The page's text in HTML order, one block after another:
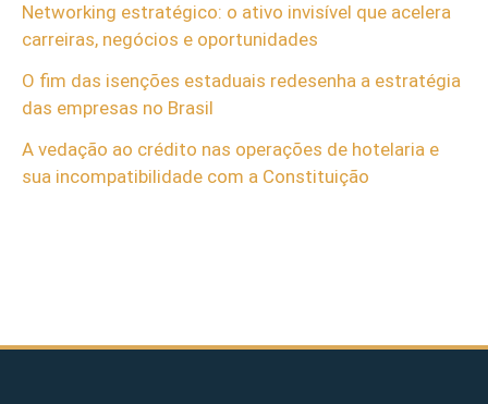
Networking estratégico: o ativo invisível que acelera
carreiras, negócios e oportunidades
O fim das isenções estaduais redesenha a estratégia
das empresas no Brasil
A vedação ao crédito nas operações de hotelaria e
sua incompatibilidade com a Constituição